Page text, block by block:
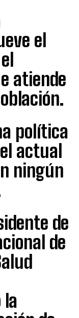
el
atiende
política
actual
ningún
de
de
la